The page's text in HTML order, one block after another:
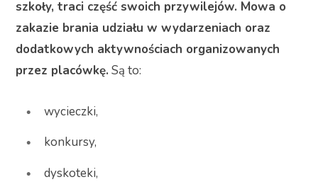
szkoły, traci część swoich przywilejów. Mowa o
zakazie brania udziału w wydarzeniach oraz
dodatkowych aktywnościach organizowanych
przez placówkę. Są to:
wycieczki,
konkursy,
dyskoteki,